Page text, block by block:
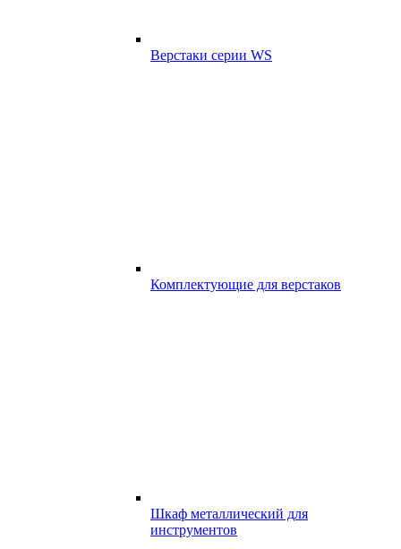
Верстаки серии WS
Комплектующие для верстаков
Шкаф металлический для
инструментов